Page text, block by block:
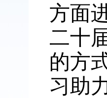
方面
二十
的方
习助